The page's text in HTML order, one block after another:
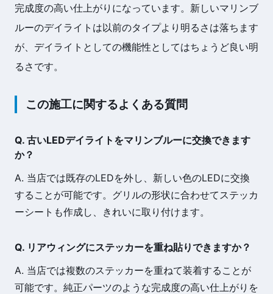
完成度の高い仕上がりになっています。新しいマリンブ
ルーのデイライトは以前のタイプより明るさは落ちます
が、デイライトとしての機能性としてはちょうど良い明
るさです。
この施工に関するよくある質問
Q. 古いLEDデイライトをマリンブルーに交換できます
か？
A. 当店では既存のLEDを外し、新しい色のLEDに交換
することが可能です。グリルの形状に合わせてステッカ
ーシートも作成し、きれいに取り付けます。
Q. リアウィングにステッカーを重ね貼りできますか？
A. 当店では複数のステッカーを重ねて装着することが
可能です。純正パーツのような完成度の高い仕上がりを